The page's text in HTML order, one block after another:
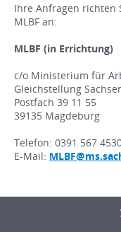
Ihre Anfragen richten
MLBF an:
MLBF (in Errichtung)
c/o Ministerium für
Gleichstellung
Postfach 39 11 55
39135 Magdeburg
Telefon: 0391 567
E-Mail: